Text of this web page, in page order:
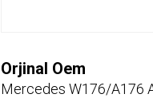
Orjinal Oem
Mercedes W176/A176